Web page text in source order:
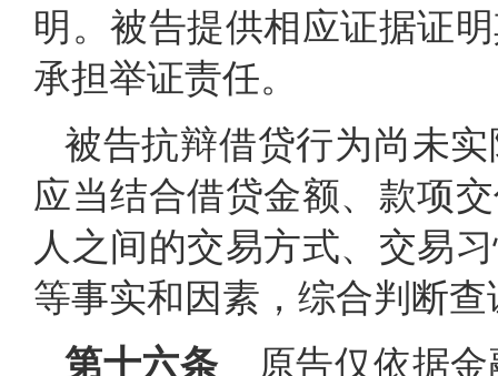
明。被告提供相应证据证
承担举证责任。
被告抗辩借贷行为尚未
应当结合借贷金额、款项
人之间的交易方式、交易
等事实和因素，综合判断
第十六条原告仅依据金